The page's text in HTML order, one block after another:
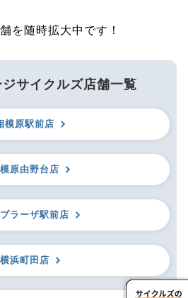
を随時拡大中です！
サイクルズ店舗一覧
模原駅前店
原由野台店
ラーザ駅前店
横浜町田店